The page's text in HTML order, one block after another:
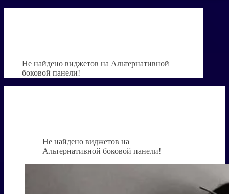
Не найдено виджетов на Альтернативной
боковой панели!
Не найдено виджетов на
Альтернативной боковой панели!